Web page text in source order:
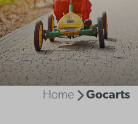
Home Gocarts